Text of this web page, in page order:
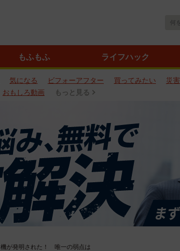
もふもふ ライフハック
気になる ビフォーアフター 買ってみたい 災害
おもしろ動画 もっと見る
が発明された！ 唯一の弱点は